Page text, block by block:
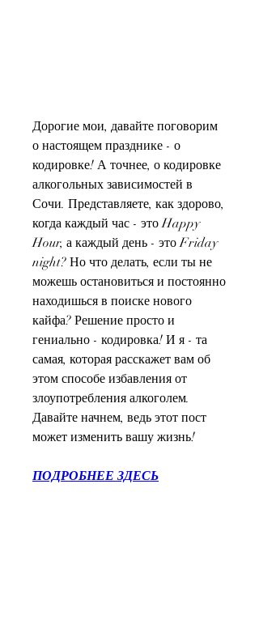
Дорогие мои, давайте поговорим
о настоящем празднике - о
кодировке! А точнее, о кодировке
алкогольных зависимостей в
Сочи. Представляете, как здорово,
когда каждый час - это Happy
Hour, а каждый день - это Friday
night? Но что делать, если ты не
можешь остановиться и постоянно
находишься в поиске нового
кайфа? Решение просто и
гениально - кодировка! И я - та
самая, которая расскажет вам об
этом способе избавления от
злоупотребления алкоголем.
Давайте начнем, ведь этот пост
может изменить вашу жизнь!
ПОДРОБНЕЕ ЗДЕСЬ